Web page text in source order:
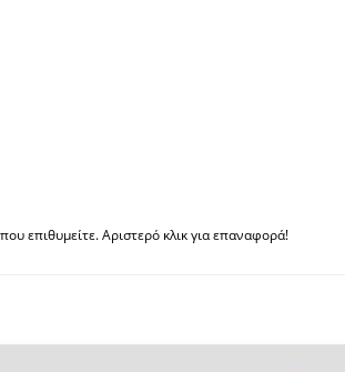
επιθυμείτε. Αριστερό κλικ για επαναφορά!